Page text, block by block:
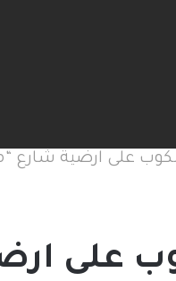
المقبلة
على ارضية شارع
على